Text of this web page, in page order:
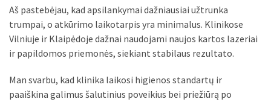
Aš pastebėjau, kad apsilankymai dažniausiai užtrunka
trumpai, o atkūrimo laikotarpis yra minimalus. Klinikose
Vilniuje ir Klaipėdoje dažnai naudojami naujos kartos lazeriai
ir papildomos priemonės, siekiant stabilaus rezultato.
Man svarbu, kad klinika laikosi higienos standartų ir
paaiškina galimus šalutinius poveikius bei priežiūrą po